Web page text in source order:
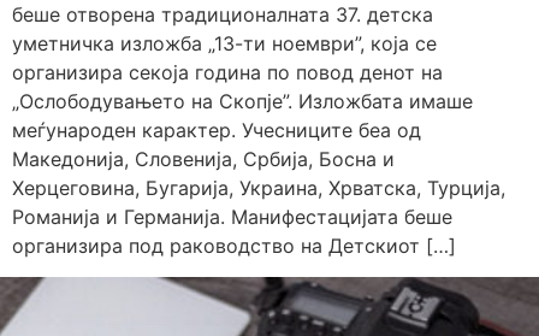
беше отворена традиционалната 37. детска
уметничка изложба „13-ти ноември”, која се
организира секоја година по повод денот на
„Ослободувањето на Скопје”. Изложбата имаше
меѓународен карактер. Учесниците беа од
Македонија, Словенија, Србија, Босна и
Херцеговина, Бугарија, Украина, Хрватска, Турција,
Романија и Германија. Манифестацијата беше
организира под раководство на Детскиот […]